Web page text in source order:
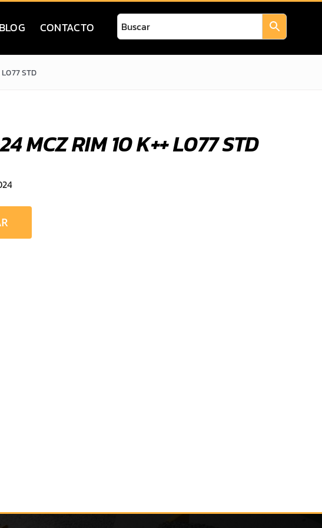
BLOG CONTACTO
STD
MCZ RIM 10 K++ L077 STD